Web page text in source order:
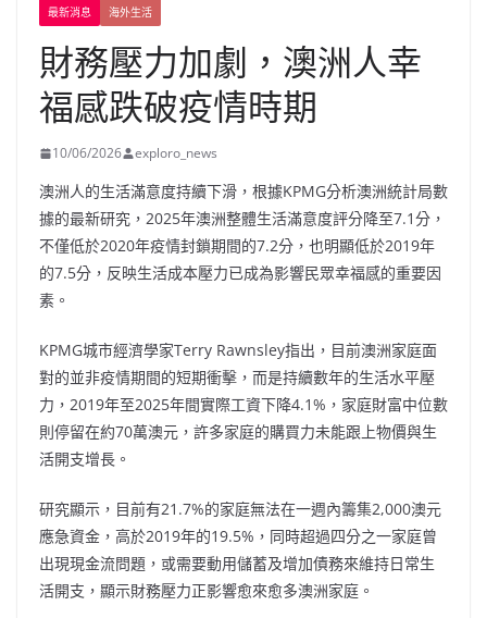
最新消息 海外生活
財務壓力加劇，澳洲人幸
福感跌破疫情時期
10/06/2026 exploro_news
澳洲人的生活滿意度持續下滑，根據KPMG分析澳洲統計局數
據的最新研究，2025年澳洲整體生活滿意度評分降至7.1分，
不僅低於2020年疫情封鎖期間的7.2分，也明顯低於2019年
的7.5分，反映生活成本壓力已成為影響民眾幸福感的重要因
素。
KPMG城市經濟學家Terry Rawnsley指出，目前澳洲家庭面
對的並非疫情期間的短期衝擊，而是持續數年的生活水平壓
力，2019年至2025年間實際工資下降4.1%，家庭財富中位數
則停留在約70萬澳元，許多家庭的購買力未能跟上物價與生
活開支增長。
研究顯示，目前有21.7%的家庭無法在一週內籌集2,000澳元
應急資金，高於2019年的19.5%，同時超過四分之一家庭曾
出現現金流問題，或需要動用儲蓄及增加債務來維持日常生
活開支，顯示財務壓力正影響愈來愈多澳洲家庭。